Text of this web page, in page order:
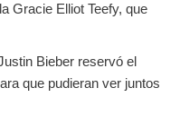
Gracie Elliot Teefy, que
Bieber reservó el
que pudieran ver juntos